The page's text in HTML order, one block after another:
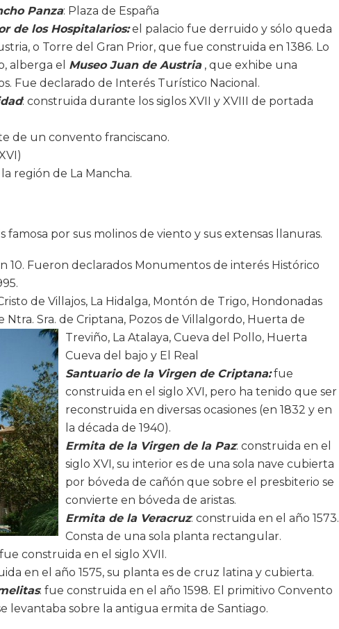
Panza: Plaza de España
de los Hospitalarios:el palacio fue derruido y sólo queda
o Torre del Gran Prior, que fue construida en 1386. Lo
alberga el Museo Juan de Austria, que exhibe una
Fue declarado de Interés Turístico Nacional.
: construida durante los siglos XVII y XVIII de portada
de un convento franciscano.
región de La Mancha.
famosa por sus molinos de viento y sus extensas llanuras.
10. Fueron declarados Monumentos de interés Histórico
de Villajos, La Hidalga, Montón de Trigo, Hondonadas
Ntra. Sra. de Criptana, Pozos de Villalgordo, Huerta de
Treviño, La Atalaya, Cueva del Pollo, Huerta
Cueva del bajo y El Real
Santuario de la Virgen de Criptana:fue
construida en el siglo XVI, pero ha tenido que ser
reconstruida en diversas ocasiones (en 1832 y en
la década de 1940).
Ermita de la Virgen de la Paz: construida en el
siglo XVI, su interior es de una sola nave cubierta
por bóveda de cañón que sobre el presbiterio se
convierte en bóveda de aristas.
Ermita de la Veracruz: construida en el año 1573.
Consta de una sola planta rectangular.
construida en el siglo XVII.
en el año 1575, su planta es de cruz latina y cubierta.
: fue construida en el año 1598. El primitivo Convento
levantaba sobre la antigua ermita de Santiago.